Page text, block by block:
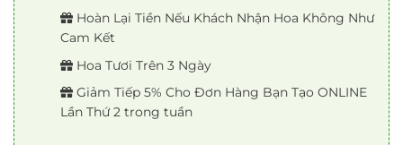
Hoàn Lại Tiền Nếu Khách Nhận Hoa Không Như
Cam Kết
Hoa Tươi Trên 3 Ngày
Giảm Tiếp 5% Cho Đơn Hàng Bạn Tạo ONLINE
Lần Thứ 2 trong tuần